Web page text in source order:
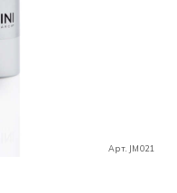
Арт. JM021